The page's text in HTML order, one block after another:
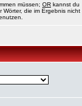
müssen; OR kannst du
Wörter, die im Ergebnis nicht